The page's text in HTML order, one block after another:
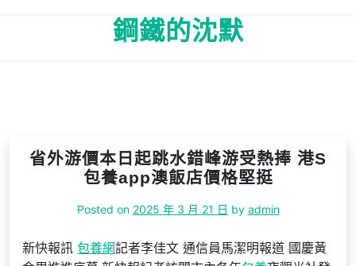
鋼鐵的沈默
省外游價本日起跳水錯峰游受熱捧 港S
包養app澳飯店價格堅挺
Posted on 2025 年 3 月 21 日 by admin
新快報訊 包養網記者李佳文 通信員馬潔明報道 國慶黃